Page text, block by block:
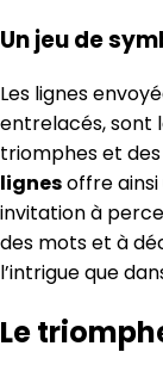
Un jeu de
Les lignes
entrelacés, sont
triomphes et
lignesoffre ainsi
invitation à
des mots et à
l’intrigue que
Le